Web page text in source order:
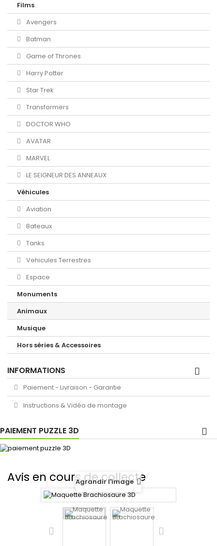
Films
Avengers
Batman
Game of Thrones
Harry Potter
Star Trek
Transformers
DOCTOR WHO
AVATAR
MARVEL
LE SEIGNEUR DES ANNEAUX
Véhicules
Aviation
Bateaux
Tanks
Vehicules Terrestres
Espace
Monuments
Animaux
Musique
Hors séries & Accessoires
INFORMATIONS
Paiement - Livraison - Garantie
Instructions & Vidéo de montage
PAIEMENT PUZZLE 3D
Avis en cours de collecte
Agrandir l'image